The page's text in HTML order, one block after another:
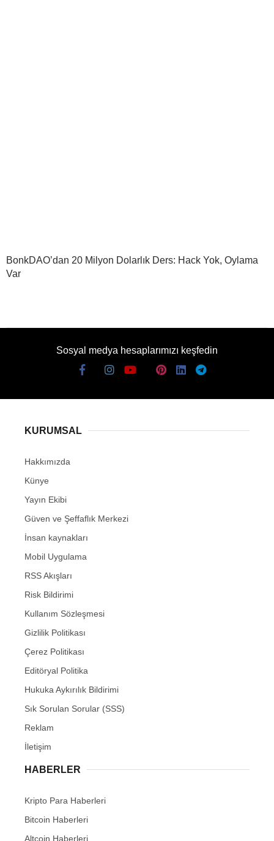
BonkDAO’dan 20 Milyon Dolarlık Ders: Hack Yok, Oylama
Var
Sosyal medya hesaplarımızı keşfedin
KURUMSAL
Hakkımızda
Künye
Yayın Ekibi
Güven ve Şeffaflık Merkezi
İnsan kaynakları
Mobil Uygulama
RSS Akışları
Risk Bildirimi
Kullanım Sözleşmesi
Gizlilik Politikası
Çerez Politikası
Editöryal Politika
Hukuka Aykırılık Bildirimi
Sık Sorulan Sorular (SSS)
Reklam
İletişim
HABERLER
Kripto Para Haberleri
Bitcoin Haberleri
Altcoin Haberleri